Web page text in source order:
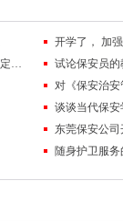
队伍管理中掌握沟通技巧，促进保安工作和谐稳定发展
试论保安员
对《保安治
谈谈当代保
东莞保安公
随身护卫服